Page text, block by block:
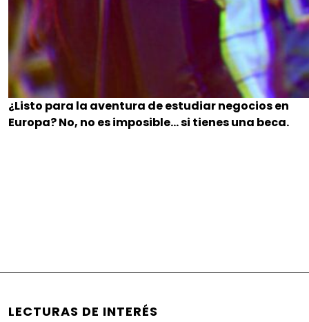
¿Listo para la aventura de estudiar negocios en
Europa? No, no es imposible… si tienes una beca.
LECTURAS DE INTERÉS